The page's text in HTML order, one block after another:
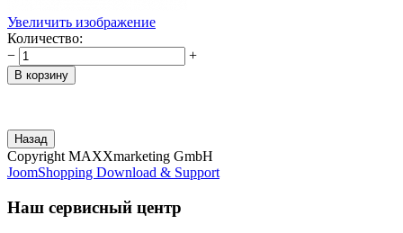
Увеличить изображение
Количество:
−
+
Copyright MAXXmarketing GmbH
JoomShopping Download & Support
Наш сервисный центр